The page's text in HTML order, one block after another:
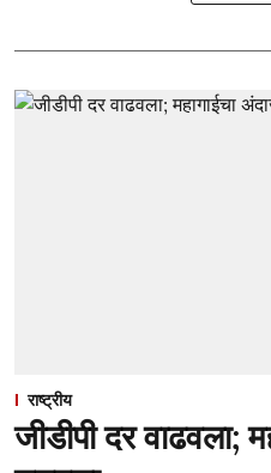
राष्ट्रीय
जीडीपी दर वाढवला;